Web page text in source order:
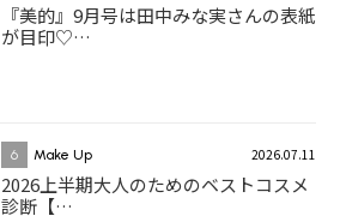
『美的』9月号は田中みな実さんの表紙
が目印♡…
6 Make Up 2026.07.11
2026上半期大人のためのベストコスメ
診断【…